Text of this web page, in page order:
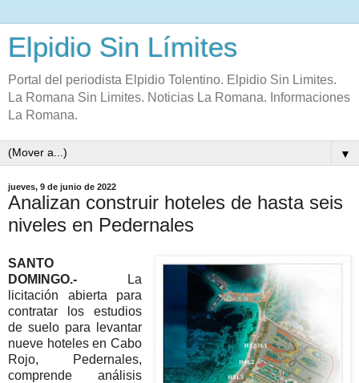
Elpidio Sin Límites
Portal del periodista Elpidio Tolentino. Elpidio Sin Limites.
La Romana Sin Limites. Noticias La Romana. Informaciones
La Romana.
▼
jueves, 9 de junio de 2022
Analizan construir hoteles de hasta seis
niveles en Pedernales
SANTO
DOMINGO.-
La
licitación abierta para
contratar los estudios
de suelo para levantar
nueve hoteles en Cabo
Rojo, Pedernales,
comprende análisis